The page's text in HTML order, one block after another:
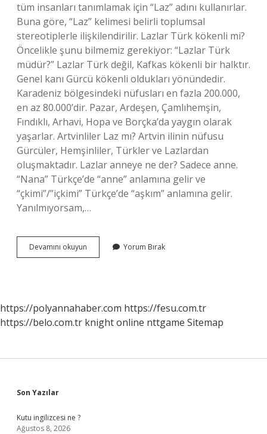
tüm insanları tanımlamak için “Laz” adını kullanırlar.
Buna göre, “Laz” kelimesi belirli toplumsal
stereotiplerle ilişkilendirilir. Lazlar Türk kökenli mi?
Öncelikle şunu bilmemiz gerekiyor: “Lazlar Türk
müdür?” Lazlar Türk değil, Kafkas kökenli bir halktır.
Genel kanı Gürcü kökenli oldukları yönündedir.
Karadeniz bölgesindeki nüfusları en fazla 200.000,
en az 80.000’dir. Pazar, Ardeşen, Çamlıhemşin,
Fındıklı, Arhavi, Hopa ve Borçka’da yaygın olarak
yaşarlar. Artvinliler Laz mı? Artvin ilinin nüfusu
Gürcüler, Hemşinliler, Türkler ve Lazlardan
oluşmaktadır. Lazlar anneye ne der? Sadece anne.
“Nana” Türkçe’de “anne” anlamına gelir ve
“çkimi”/”içkimi” Türkçe’de “aşkım” anlamına gelir.
Yanılmıyorsam,…
Devamını okuyun
Neden
Yorum Bırak
https://polyannahaber.com https://fesu.com.tr
https://belo.com.tr knight online nttgame Sitemap
Sidebar
Son Yazılar
Kutu ingilizcesi ne ?
Ağustos 8, 2026